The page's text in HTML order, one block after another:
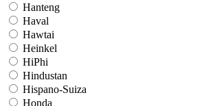
Hanteng
Haval
Hawtai
Heinkel
HiPhi
Hindustan
Hispano-Suiza
Honda